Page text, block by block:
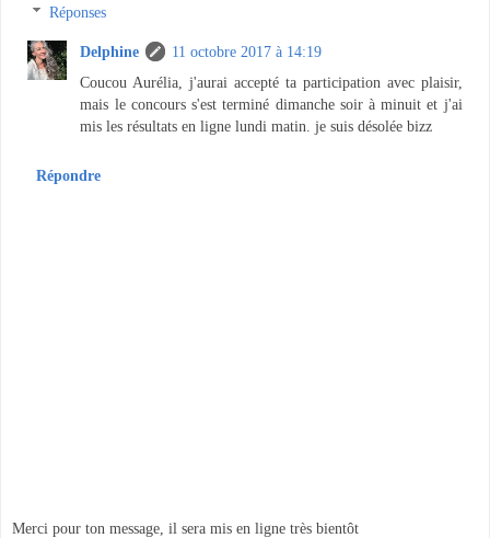
Réponses
Delphine
11 octobre 2017 à 14:19
Coucou Aurélia, j'aurai accepté ta participation avec plaisir,
mais le concours s'est terminé dimanche soir à minuit et j'ai
mis les résultats en ligne lundi matin. je suis désolée bizz
Répondre
Merci pour ton message, il sera mis en ligne très bientôt